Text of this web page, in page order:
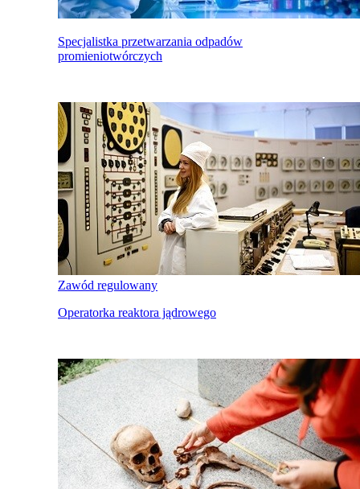
Specjalistka przetwarzania odpadów
promieniotwórczych
Zawód regulowany
Operatorka reaktora jądrowego